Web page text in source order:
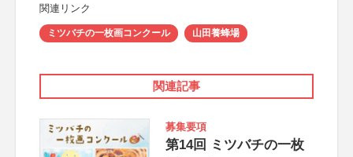
関連リンク
ミツバチの一枚画コンクール 山田養蜂場
関連記事
募集要項
第14回 ミツバチの一枚